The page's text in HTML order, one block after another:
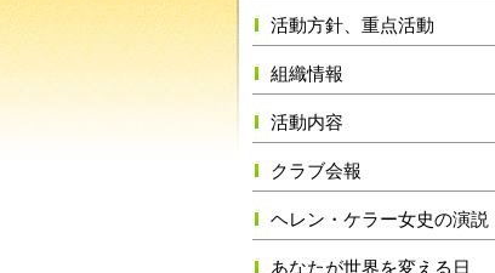
活動方針、重点活動
組織情報
活動内容
クラブ会報
ヘレン・ケラー女史の演説
あなたが世界を変える日